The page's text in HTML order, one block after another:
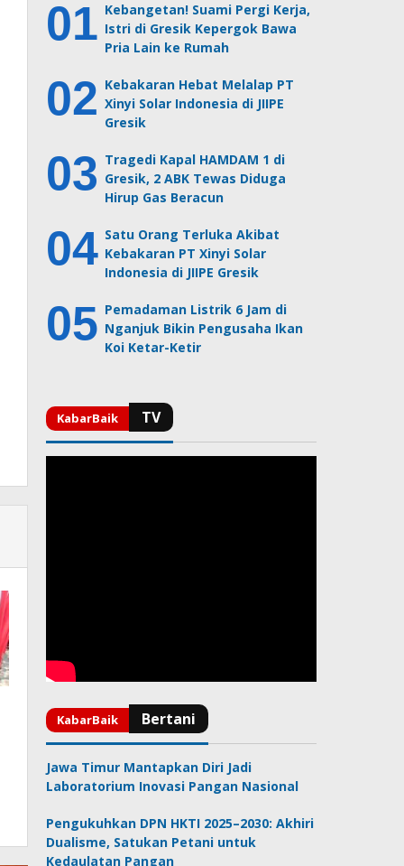
Kebangetan! Suami Pergi Kerja,
Istri di Gresik Kepergok Bawa
Pria Lain ke Rumah
Kebakaran Hebat Melalap PT
Xinyi Solar Indonesia di JIIPE
Gresik
Tragedi Kapal HAMDAM 1 di
Gresik, 2 ABK Tewas Diduga
Hirup Gas Beracun
Satu Orang Terluka Akibat
Kebakaran PT Xinyi Solar
Indonesia di JIIPE Gresik
Pemadaman Listrik 6 Jam di
Nganjuk Bikin Pengusaha Ikan
Koi Ketar-Ketir
Jawa Timur Mantapkan Diri Jadi
Laboratorium Inovasi Pangan Nasional
Pengukuhkan DPN HKTI 2025–2030: Akhiri
Dualisme, Satukan Petani untuk
Kedaulatan Pangan